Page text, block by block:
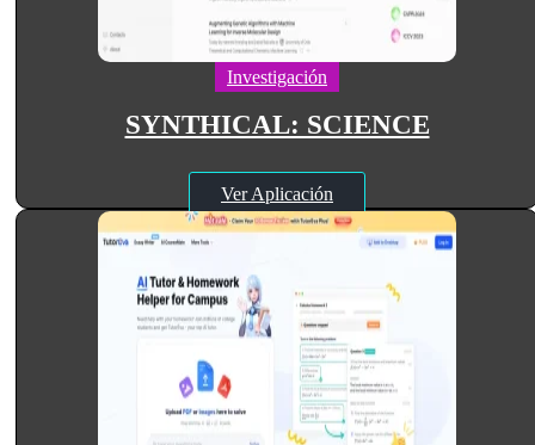
Investigación
SYNTHICAL: SCIENCE
Ver Aplicación